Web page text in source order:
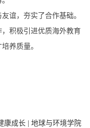
谊，夯实了合作基础。
，积极引进优质海外教育
养质量。
康成长 | 地球与环境学院